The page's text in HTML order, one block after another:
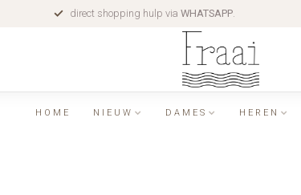
direct shopping hulp via WHATSAPP.
HOME NIEUW DAMES HEREN